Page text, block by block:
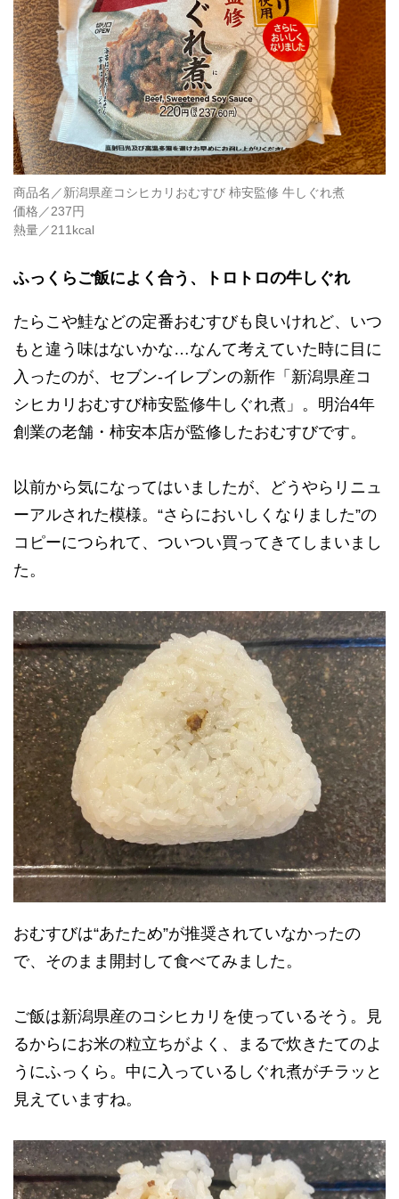
商品名／新潟県産コシヒカリおむすび 柿安監修 牛しぐれ煮
価格／237円
熱量／211kcal
ふっくらご飯によく合う、トロトロの牛しぐれ
たらこや鮭などの定番おむすびも良いけれど、いつ
もと違う味はないかな…なんて考えていた時に目に
入ったのが、セブン‐イレブンの新作「新潟県産コ
シヒカリおむすび柿安監修牛しぐれ煮」。明治4年
創業の老舗・柿安本店が監修したおむすびです。
以前から気になってはいましたが、どうやらリニュ
ーアルされた模様。“さらにおいしくなりました”の
コピーにつられて、ついつい買ってきてしまいまし
た。
おむすびは“あたため”が推奨されていなかったの
で、そのまま開封して食べてみました。
ご飯は新潟県産のコシヒカリを使っているそう。見
るからにお米の粒立ちがよく、まるで炊きたてのよ
うにふっくら。中に入っているしぐれ煮がチラッと
見えていますね。